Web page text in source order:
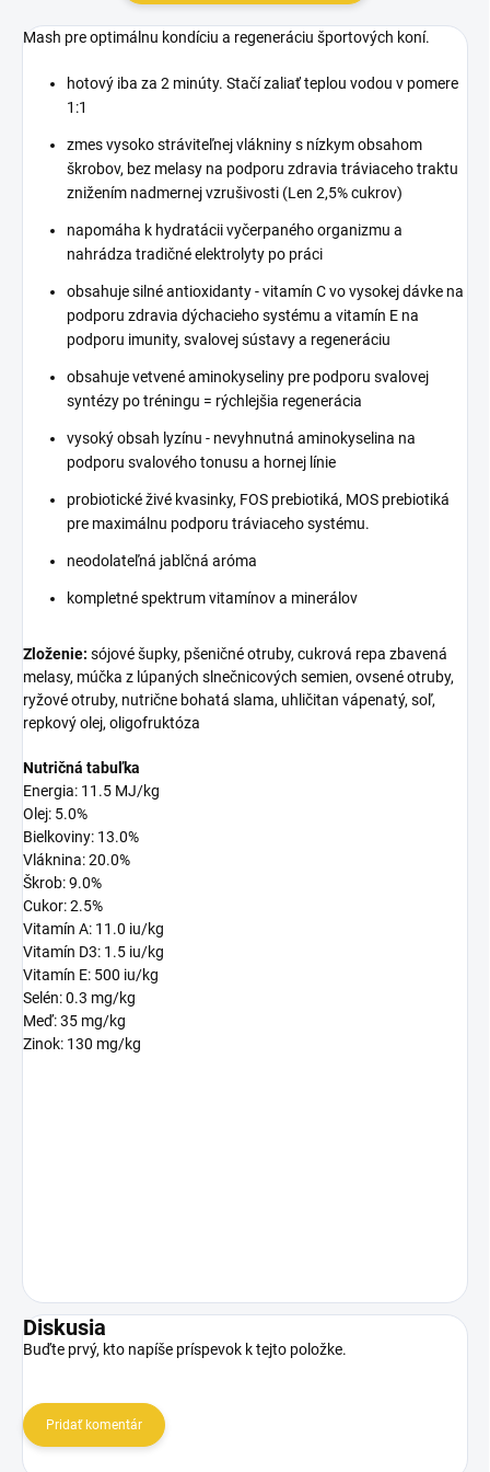
Mash pre optimálnu kondíciu a regeneráciu športových koní.
hotový iba za 2 minúty. Stačí zaliať teplou vodou v pomere
1:1
zmes vysoko stráviteľnej vlákniny s nízkym obsahom
škrobov, bez melasy na podporu zdravia tráviaceho traktu
znižením nadmernej vzrušivosti (Len 2,5% cukrov)
napomáha k hydratácii vyčerpaného organizmu a
nahrádza tradičné elektrolyty po práci
obsahuje silné antioxidanty - vitamín C vo vysokej dávke na
podporu zdravia dýchacieho systému a vitamín E na
podporu imunity, svalovej sústavy a regeneráciu
obsahuje vetvené aminokyseliny pre podporu svalovej
syntézy po tréningu = rýchlejšia regenerácia
vysoký obsah lyzínu - nevyhnutná aminokyselina na
podporu svalového tonusu a hornej línie
probiotické živé kvasinky, FOS prebiotiká, MOS prebiotiká
pre maximálnu podporu tráviaceho systému.
neodolateľná jablčná aróma
kompletné spektrum vitamínov a minerálov
Zloženie: sójové šupky, pšeničné otruby, cukrová repa zbavená
melasy, múčka z lúpaných slnečnicových semien, ovsené otruby,
ryžové otruby, nutrične bohatá slama, uhličitan vápenatý, soľ,
repkový olej, oligofruktóza
Nutričná tabuľka
Energia: 11.5 MJ/kg
Olej: 5.0%
Bielkoviny: 13.0%
Vláknina: 20.0%
Škrob: 9.0%
Cukor: 2.5%
Vitamín A: 11.0 iu/kg
Vitamín D3: 1.5 iu/kg
Vitamín E: 500 iu/kg
Selén: 0.3 mg/kg
Meď: 35 mg/kg
Zinok: 130 mg/kg
Diskusia
Buďte prvý, kto napíše príspevok k tejto položke.
Pridať komentár